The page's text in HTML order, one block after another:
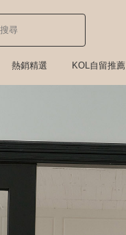
熱銷精選 KOL自留推薦